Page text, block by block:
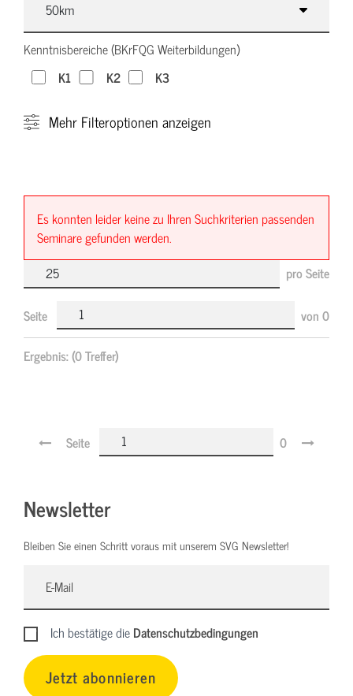
Kenntnisbereiche (BKrFQG Weiterbildungen)
K1
K2 K3
Mehr Filteroptionen anzeigen
Es konnten leider keine zu Ihren Suchkriterien passenden
Seminare gefunden werden.
pro Seite
Seite von0
Ergebnis:(0 Treffer)
Seite 0
Newsletter
Bleiben Sie einen Schritt voraus mit unserem SVG Newsletter!
Ich bestätige dieDatenschutzbedingungen
Jetzt abonnieren